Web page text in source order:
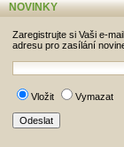
NOVINKY
Zaregistrujte si Vaši e-mail
adresu pro zasílání
Vložit Vymazat